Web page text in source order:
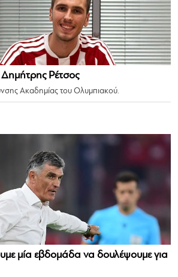
Ρέτσος
Ακαδημίας του Ολυμπιακού.
μία εβδομάδα να δουλέψουμε για